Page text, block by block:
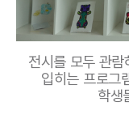
전시를 모두 관
입히는 프로그
학생